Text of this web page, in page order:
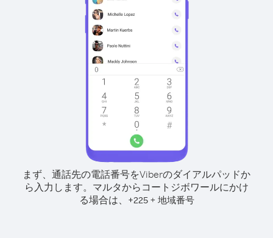
まず、通話先の電話番号をViberのダイアルパッドか
ら入力します。 マルタからコートジボワールにかけ
る場合は、
+225+ 地域番号